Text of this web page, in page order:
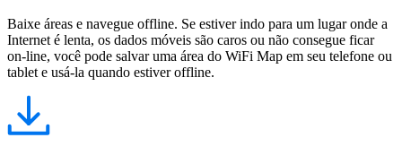
Baixe áreas e navegue offline. Se estiver indo para um lugar onde a
Internet é lenta, os dados móveis são caros ou não consegue ficar
on-line, você pode salvar uma área do WiFi Map em seu telefone ou
tablet e usá-la quando estiver offline.